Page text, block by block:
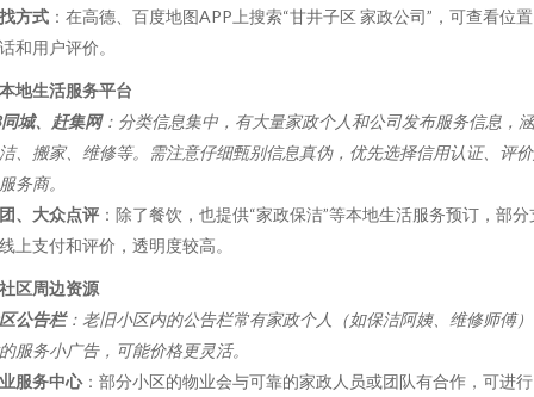
方式 ：在高德、百度地图APP上搜索“甘井子区 家政公司”，可查看位
和用户评价。
地生活服务平台
城、赶集网：分类信息集中，有大量家政个人和公司发布服务信息，
、搬家、维修等。需注意仔细甄别信息真伪，优先选择信用认证、评
务商。
、大众点评 ：除了餐饮，也提供“家政保洁”等本地生活服务预订，部分
上支付和评价，透明度较高。
区周边资源
公告栏：老旧小区内的公告栏常有家政个人（如保洁阿姨、维修师傅
服务小广告，可能价格更灵活。
服务中心：部分小区的物业会与可靠的家政人员或团队有合作，可进